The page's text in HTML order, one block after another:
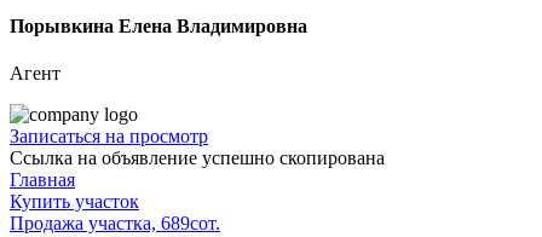
Порывкина Елена Владимировна
Агент
Записаться на просмотр
Ссылка на объявление успешно скопирована
Главная
Купить участок
Продажа участка, 689сот.